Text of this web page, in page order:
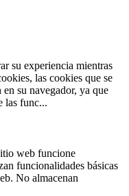
su experiencia mientras
las cookies que se
en su navegador, ya que
las func...
web funcione
funcionalidades básicas
No almacenan